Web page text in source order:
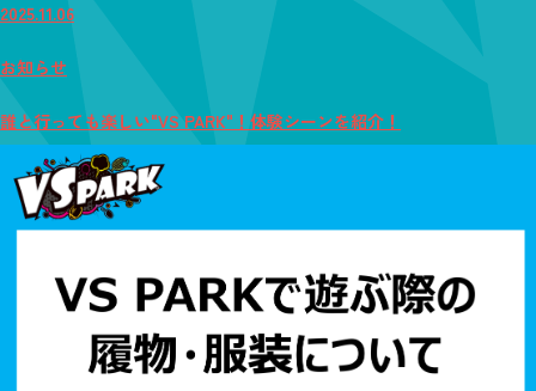
2025.11.06
お知らせ
誰と行っても楽しい"VS PARK"！体験シーンを紹介！